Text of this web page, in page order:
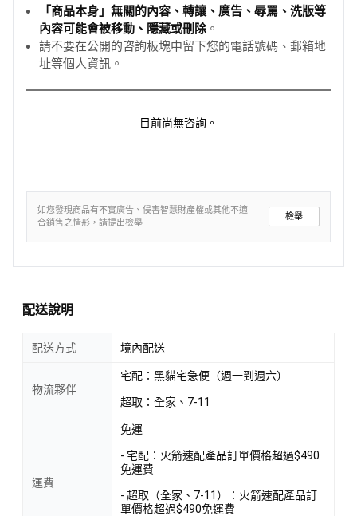
「商品本身」無關的內容、轉讓、廣告、辱罵、洗版等
內容可能會被移動、隱藏或刪除。
請不要在公開的咨詢板塊中留下您的電話號碼、郵箱地
址等個人資訊。
目前尚無咨詢。
如您發現商品有不實廣告、侵害智慧財產權或其他不適
合銷售之情形，請提出檢舉
檢舉
配送說明
配送方式 境內配送
物流夥伴
宅配：黑貓宅急便（週一到週六）
超取：全家、7-11
運費
免運
- 宅配：火箭速配產品訂單價格超過$490
免運費
- 超取（全家、7-11）：火箭速配產品訂
單價格超過$490免運費